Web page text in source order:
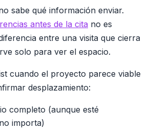
sabe qué información enviar.
antes de la cita no es
entre una visita que cierra
solo para ver el espacio.
cuando el proyecto parece viable
desplazamiento:
completo (aunque esté
importa)